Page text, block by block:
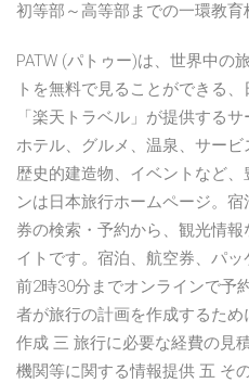
初等部～高等部までの一環教育
PATW (パトゥー)は、世界中の
トを無料で見ることができる
「楽天トラベル」が提供する
ホテル、グルメ、温泉、サービ
歴史的建造物、イベントなど
ンは日本旅行ホームページ。
券の検索・予約から、観光情
イトです。宿泊、航空券、パ
前2時30分までオンラインで予
者が旅行の計画を作成するた
作成 三 旅行に必要な経費の見
機関等に関する情報提供 五 そ